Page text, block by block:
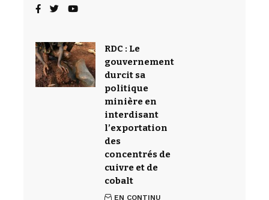
RDC : Le
gouvernement
durcit sa
politique
minière en
interdisant
l’exportation
des
concentrés de
cuivre et de
cobalt
EN CONTINU